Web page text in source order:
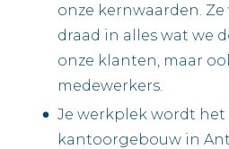
onze kernwaarden.
draad in alles wat we
onze klanten, maar
medewerkers.
Je werkplek wordt het
kantoorgebouw in